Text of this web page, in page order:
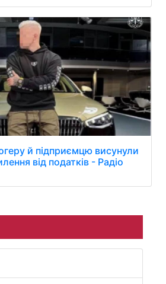
й підприємцю висунули
від податків - Радіо